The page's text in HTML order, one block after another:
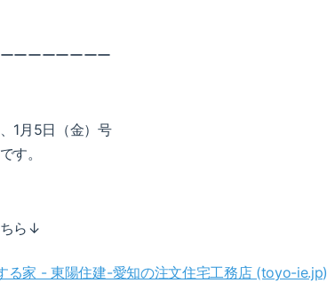
ーーーーーーー
1月5日（金）号
す。
ら↓
る家 - 東陽住建-愛知の注文住宅工務店 (toyo-ie.jp)